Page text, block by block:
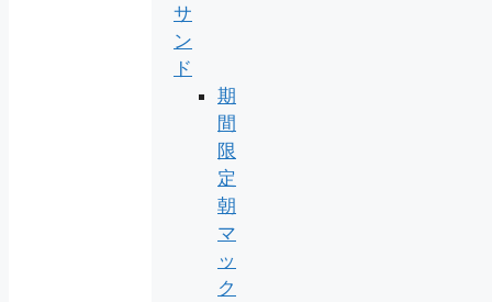
サ
ン
ド
期
間
限
定
朝
マ
ッ
ク